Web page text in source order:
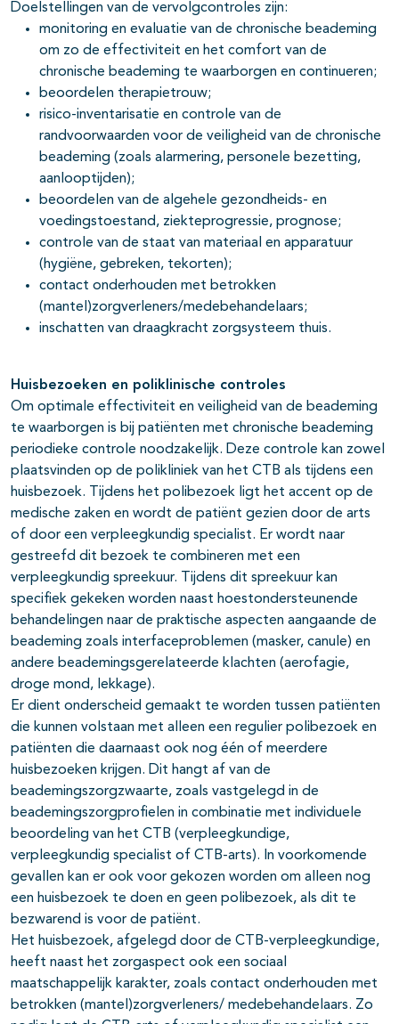
Doelstellingen van de vervolgcontroles zijn:
monitoring en evaluatie van de chronische beademing
om zo de effectiviteit en het comfort van de
chronische beademing te waarborgen en continueren;
beoordelen therapietrouw;
risico-inventarisatie en controle van de
randvoorwaarden voor de veiligheid van de chronische
beademing (zoals alarmering, personele bezetting,
aanlooptijden);
beoordelen van de algehele gezondheids- en
voedingstoestand, ziekteprogressie, prognose;
controle van de staat van materiaal en apparatuur
(hygiëne, gebreken, tekorten);
contact onderhouden met betrokken
(mantel)zorgverleners/medebehandelaars;
inschatten van draagkracht zorgsysteem thuis.
Huisbezoeken en poliklinische controles
Om optimale effectiviteit en veiligheid van de beademing
te waarborgen is bij patiënten met chronische beademing
periodieke controle noodzakelijk. Deze controle kan zowel
plaatsvinden op de polikliniek van het CTB als tijdens een
huisbezoek. Tijdens het polibezoek ligt het accent op de
medische zaken en wordt de patiënt gezien door de arts
of door een verpleegkundig specialist. Er wordt naar
gestreefd dit bezoek te combineren met een
verpleegkundig spreekuur. Tijdens dit spreekuur kan
specifiek gekeken worden naast hoestondersteunende
behandelingen naar de praktische aspecten aangaande de
beademing zoals interfaceproblemen (masker, canule) en
andere beademingsgerelateerde klachten (aerofagie,
droge mond, lekkage).
Er dient onderscheid gemaakt te worden tussen patiënten
die kunnen volstaan met alleen een regulier polibezoek en
patiënten die daarnaast ook nog één of meerdere
huisbezoeken krijgen. Dit hangt af van de
beademingszorgzwaarte, zoals vastgelegd in de
beademingszorgprofielen in combinatie met individuele
beoordeling van het CTB (verpleegkundige,
verpleegkundig specialist of CTB-arts). In voorkomende
gevallen kan er ook voor gekozen worden om alleen nog
een huisbezoek te doen en geen polibezoek, als dit te
bezwarend is voor de patiënt.
Het huisbezoek, afgelegd door de CTB-verpleegkundige,
heeft naast het zorgaspect ook een sociaal
maatschappelijk karakter, zoals contact onderhouden met
betrokken (mantel)zorgverleners/ medebehandelaars. Zo